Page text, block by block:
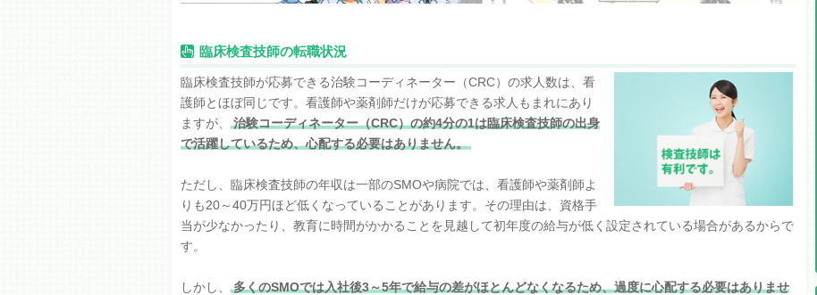
臨床検査技師の転職状況
臨床検査技師が応募できる治験コーディネーター（CRC）の求人数は、看
護師とほぼ同じです。看護師や薬剤師だけが応募できる求人もまれにあり
ますが、
治験コーディネーター（CRC）の約4分の1は臨床検査技師の出身
で活躍しているため、心配する必要はありません。
ただし、臨床検査技師の年収は一部のSMOや病院では、看護師や薬剤師よ
りも20～40万円ほど低くなっていることがあります。その理由は、資格手
当が少なかったり、教育に時間がかかることを見越して初年度の給与が低く設定されている場合があるからで
す。
しかし、
多くのSMOでは入社後3～5年で給与の差がほとんどなくなるため、過度に心配する必要はありませ